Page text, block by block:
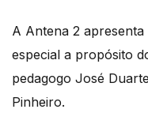
A Antena 2
especial a propósito
pedagogo José
Pinheiro.